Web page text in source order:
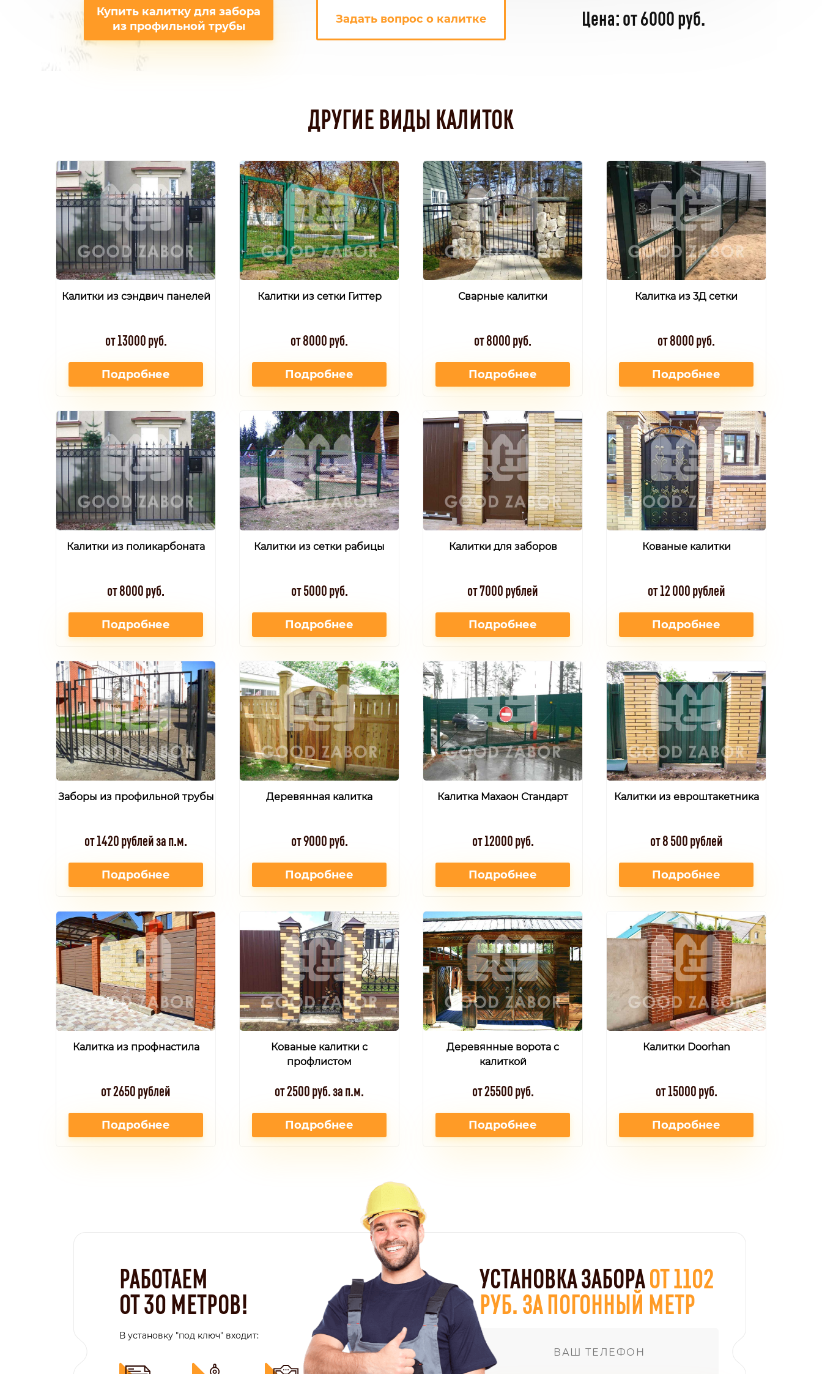
Купить калитку для забора
из профильной трубы
Задать вопрос о калитке Цена: от 6000 руб.
ДРУГИЕ ВИДЫ КАЛИТОК
Калитки из сэндвич панелей
от 13000 руб.
Подробнее
Калитки из сетки Гиттер
от 8000 руб.
Подробнее
Сварные калитки
от 8000 руб.
Подробнее
Калитка из 3Д сетки
от 8000 руб.
Подробнее
Калитки из поликарбоната
от 8000 руб.
Подробнее
Калитки из сетки рабицы
от 5000 руб.
Подробнее
Калитки для заборов
от 7000 рублей
Подробнее
Кованые калитки
от 12 000 рублей
Подробнее
Заборы из профильной трубы
от 1420 рублей за п.м.
Подробнее
Деревянная калитка
от 9000 руб.
Подробнее
Калитка Махаон Стандарт
от 12000 руб.
Подробнее
Калитки из евроштакетника
от 8 500 рублей
Подробнее
Калитка из профнастила
от 2650 рублей
Подробнее
Кованые калитки с
профлистом
от 2500 руб. за п.м.
Подробнее
Деревянные ворота с
калиткой
от 25500 руб.
Подробнее
Калитки Doorhan
от 15000 руб.
Подробнее
РАБОТАЕМ
ОТ 30 МЕТРОВ!
В установку "под ключ" входит:
УСТАНОВКА ЗАБОРАОТ 1102
РУБ. ЗА ПОГОННЫЙ МЕТР